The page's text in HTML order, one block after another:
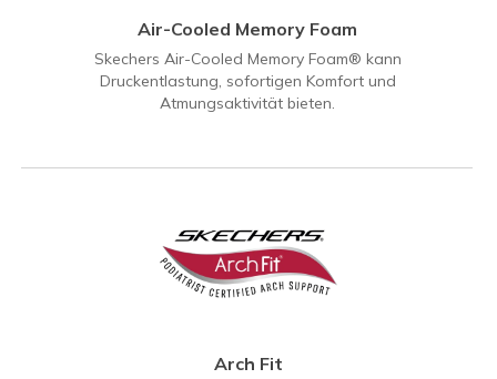
Air-Cooled Memory Foam
Skechers Air-Cooled Memory Foam® kann
Druckentlastung, sofortigen Komfort und
Atmungsaktivität bieten.
Arch Fit